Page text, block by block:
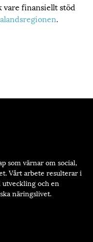
vare finansiellt stöd
.
som värnar om social,
Vårt arbete resulterar i
utveckling och en
näringslivet.